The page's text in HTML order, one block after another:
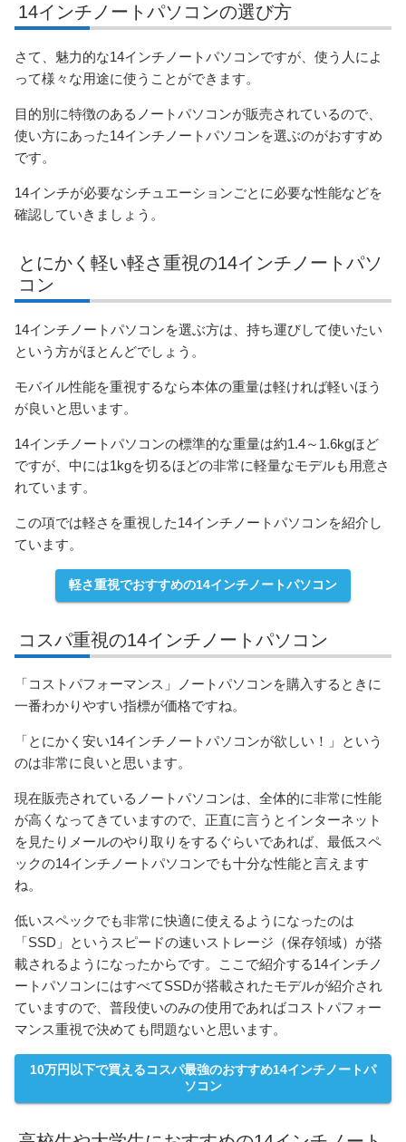
14インチノートパソコンの選び方
さて、魅力的な14インチノートパソコンですが、使う人によ
って様々な用途に使うことができます。
目的別に特徴のあるノートパソコンが販売されているので、
使い方にあった14インチノートパソコンを選ぶのがおすすめ
です。
14インチが必要なシチュエーションごとに必要な性能などを
確認していきましょう。
とにかく軽い軽さ重視の14インチノートパソ
コン
14インチノートパソコンを選ぶ方は、持ち運びして使いたい
という方がほとんどでしょう。
モバイル性能を重視するなら本体の重量は軽ければ軽いほう
が良いと思います。
14インチノートパソコンの標準的な重量は約1.4～1.6kgほど
ですが、中には1kgを切るほどの非常に軽量なモデルも用意さ
れています。
この項では軽さを重視した14インチノートパソコンを紹介し
ています。
軽さ重視でおすすめの14インチノートパソコン
コスパ重視の14インチノートパソコン
「コストパフォーマンス」ノートパソコンを購入するときに
一番わかりやすい指標が価格ですね。
「とにかく安い14インチノートパソコンが欲しい！」という
のは非常に良いと思います。
現在販売されているノートパソコンは、全体的に非常に性能
が高くなってきていますので、正直に言うとインターネット
を見たりメールのやり取りをするぐらいであれば、最低スペ
ックの14インチノートパソコンでも十分な性能と言えます
ね。
低いスペックでも非常に快適に使えるようになったのは
「SSD」というスピードの速いストレージ（保存領域）が搭
載されるようになったからです。ここで紹介する14インチノ
ートパソコンにはすべてSSDが搭載されたモデルが紹介され
ていますので、普段使いのみの使用であればコストパフォー
マンス重視で決めても問題ないと思います。
10万円以下で買えるコスパ最強のおすすめ14インチノートパ
ソコン